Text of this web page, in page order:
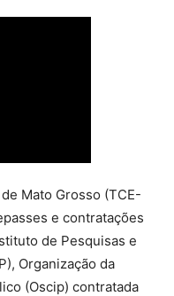
Mato Grosso (TCE-
e contratações
de Pesquisas e
Organização da
(Oscip) contratada